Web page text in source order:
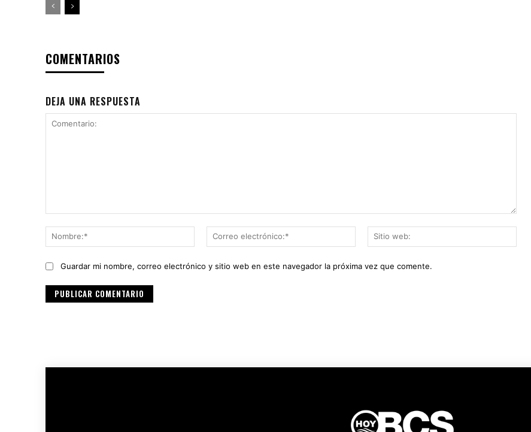
COMENTARIOS
DEJA UNA RESPUESTA
Nombre:*
Correo
electrónico:*
web:
Guardar mi nombre, correo electrónico y sitio web en este navegador la próxima vez que comente.